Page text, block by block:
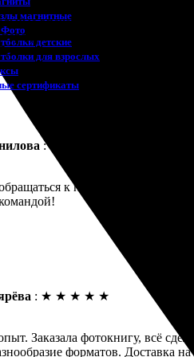
магнитные
детские
для взрослых
сертификаты
впечатления остались
отличная. Внутри
что в упаковке была
:
к профессионалам.
: ★ ★ ★ ★ ★
Заказала фотокнигу, всё
форматов. Доставка